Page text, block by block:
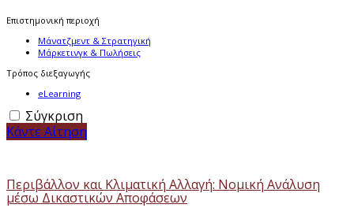
Επιστημονική περιοχή
Μάνατζμεντ & Στρατηγική
Μάρκετινγκ & Πωλήσεις
Τρόπος διεξαγωγής
eLearning
Σύγκριση
Κάντε Αίτηση
Περιβάλλον και Κλιματική Αλλαγή: Νομική Ανάλυση
μέσω Δικαστικών Αποφάσεων